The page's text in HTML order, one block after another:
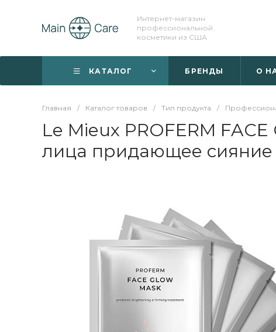
Интернет-магазин
профессиональной
косметики из США
КАТАЛОГ БРЕНДЫ О
Главная / Каталог товаров / Тип продукта /
Le Mieux PROFERM
лица придающее сияние